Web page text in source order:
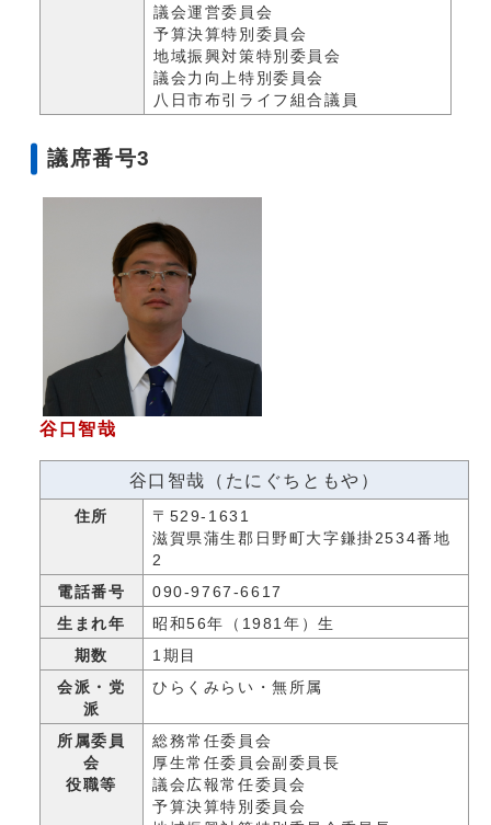
議会運営委員会
予算決算特別委員会
地域振興対策特別委員会
議会力向上特別委員会
八日市布引ライフ組合議員
議席番号3
谷口智哉
谷口智哉（たにぐちともや）
住所
〒529-1631
滋賀県蒲生郡日野町大字鎌掛2534番地
2
電話番号
090-9767-6617
生まれ年
昭和56年（1981年）生
期数
1期目
会派・党
派
ひらくみらい・無所属
所属委員
会
役職等
総務常任委員会
厚生常任委員会副委員長
議会広報常任委員会
予算決算特別委員会